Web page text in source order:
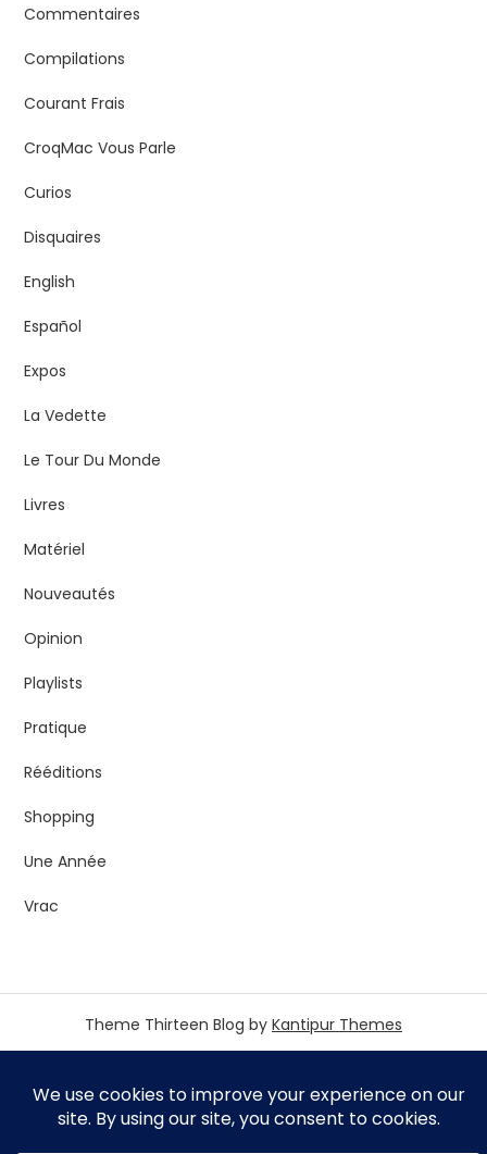
Commentaires
Compilations
Courant Frais
CroqMac Vous Parle
Curios
Disquaires
English
Español
Expos
La Vedette
Le Tour Du Monde
Livres
Matériel
Nouveautés
Opinion
Playlists
Pratique
Rééditions
Shopping
Une Année
Vrac
Theme Thirteen Blog by Kantipur Themes